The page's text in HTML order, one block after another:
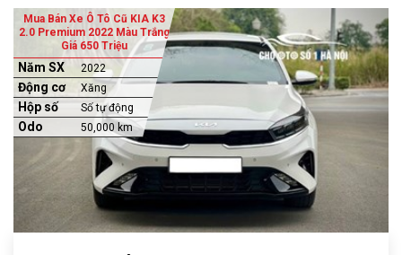
Mua Bán Xe Ô Tô Cũ KIA K3
2.0 Premium 2022 Màu Trắng
Giá 650 Triệu
Năm SX 2022
Động cơ Xăng
Hộp số Số tự động
Odo 50,000 km